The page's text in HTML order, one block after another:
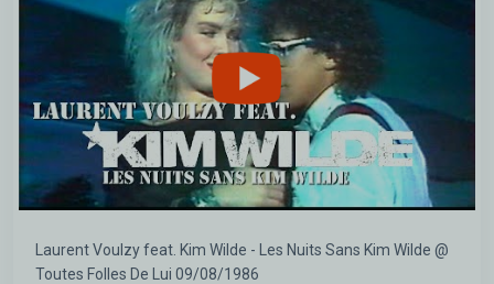
Laurent Voulzy feat. Kim Wilde - Les Nuits Sans Kim Wilde @
Toutes Folles De Lui 09/08/1986